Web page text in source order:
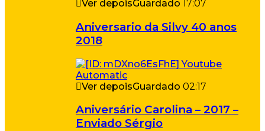
Ver depoisGuardado 17:07
Aniversario da Silvy 40 anos
2018
Ver depoisGuardado 02:17
Aniversário Carolina – 2017 –
Enviado Sérgio